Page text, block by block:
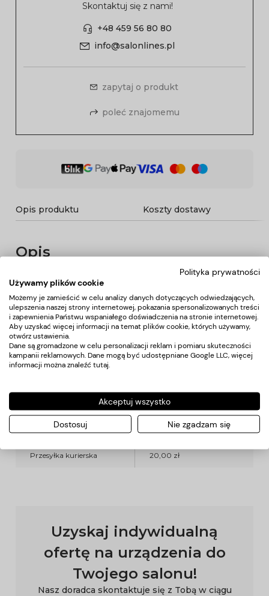
Skontaktuj się z nami!
+48 459 56 80 80
info@salonlines.pl
zapytaj o produkt
poleć znajomemu
Opis produktu Koszty dostawy
Opis
Profesjonalny zestaw silikonowych pędzli do nakładania
farby składający się z 6 pędzli z różnymi zakończeniami.
Pędzle zapewniają precyzyjne nakładanie farby włosów
sięgających jak najbliżej skóry głowy. Są wykonane z
najwyższej jakości silikonu.
Koszty dostawy
Przesyłka kurierska 20,00 zł
Uzyskaj indywidualną
ofertę na urządzenia do
Twojego salonu!
Nasz doradca skontaktuje się z Tobą w ciągu
Polityka prywatności
Używamy plików cookie
Możemy je zamieścić w celu analizy danych dotyczących odwiedzających,
ulepszenia naszej strony internetowej, pokazania spersonalizowanych treści
i zapewnienia Państwu wspaniałego doświadczenia na stronie internetowej.
Aby uzyskać więcej informacji na temat plików cookie, których używamy,
otwórz ustawienia.
Dane są gromadzone w celu personalizacji reklam i pomiaru skuteczności
kampanii reklamowych. Dane mogą być udostępniane Google LLC, więcej
informacji można znaleźć tutaj
Akceptuj wszystko
Dostosuj Nie zgadzam się